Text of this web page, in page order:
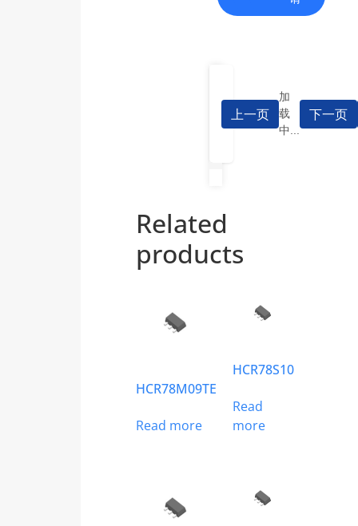
上一页
加
载
中...
下一页
Related
products
HCR78M09TE
Read more
HCR78S10
Read
more